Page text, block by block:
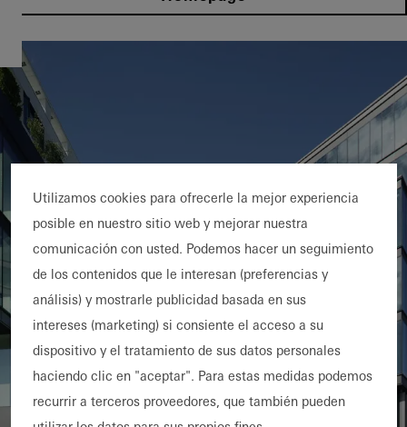
Utilizamos cookies para ofrecerle la mejor experiencia
posible en nuestro sitio web y mejorar nuestra
comunicación con usted. Podemos hacer un seguimiento
de los contenidos que le interesan (preferencias y
análisis) y mostrarle publicidad basada en sus
intereses (marketing) si consiente el acceso a su
dispositivo y el tratamiento de sus datos personales
haciendo clic en "aceptar". Para estas medidas podemos
recurrir a terceros proveedores, que también pueden